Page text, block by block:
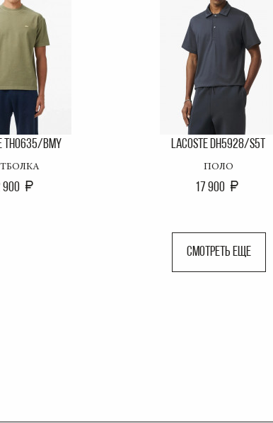
TH0635/BMY
900
LACOSTE DH5928/S5T
ПОЛО
17 900
СМОТРЕТЬ ЕЩЕ